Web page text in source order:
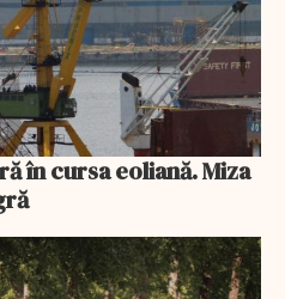
în cursa eoliană. Miza